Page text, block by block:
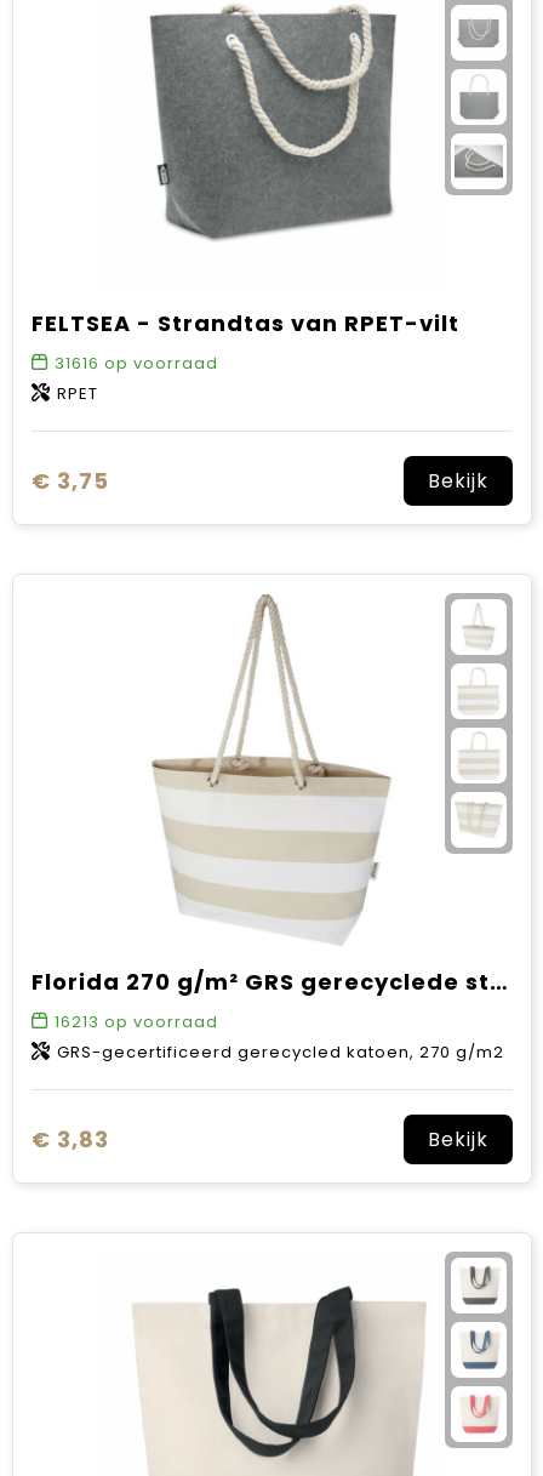
FELTSEA - Strandtas van RPET-vilt
31616 op voorraad
RPET
€ 3,75 Bekijk
Florida 270 g/m² GRS gerecyclede strandtas 18L
16213 op voorraad
GRS-gecertificeerd gerecycled katoen, 270 g/m2
€ 3,83 Bekijk